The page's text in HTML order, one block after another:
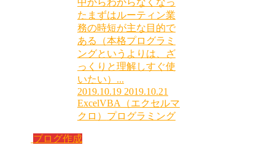
中からわからなくなっ
たまずはルーティン業
務の時短が主な目的で
ある（本格プログラミ
ングというよりは、ざ
っくりと理解しすぐ使
いたい）...
2019.10.19 2019.10.21
ExcelVBA（エクセルマ
クロ） プログラミング
ブログ作成